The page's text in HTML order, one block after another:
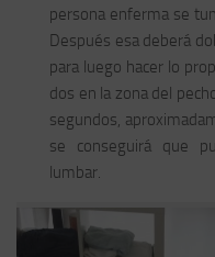
persona enferma se
Después esa deberá
para luego hacer lo
dos en la zona del
segundos,
se conseguirá que
lumbar.